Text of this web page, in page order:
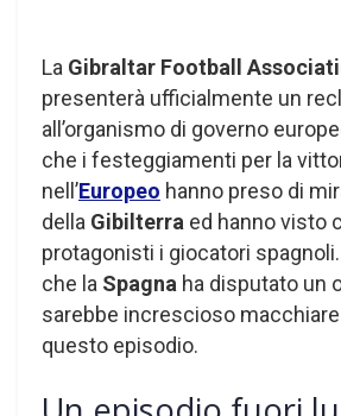
La Gibraltar Football
presenterà ufficialmente un
all’organismo di governo
che i festeggiamenti per la
nell’Europeo hanno preso di
della Gibilterra ed hanno visto
protagonisti i giocatori
che la Spagna ha disputato un
sarebbe increscioso
questo episodio.